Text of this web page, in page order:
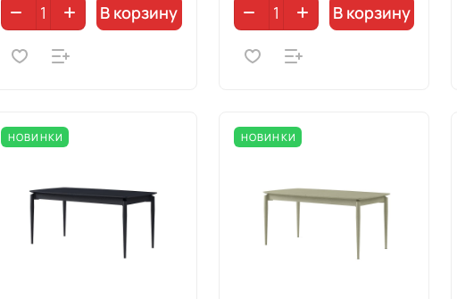
В корзину В корзину
НОВИНКИ НОВИНКИ